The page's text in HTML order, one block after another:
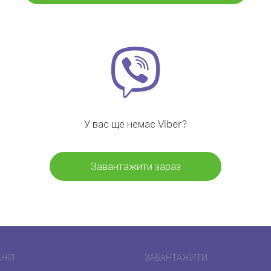
У вас ще немає Viber?
Завантажити зараз
ЗАВАНТАЖИТИ